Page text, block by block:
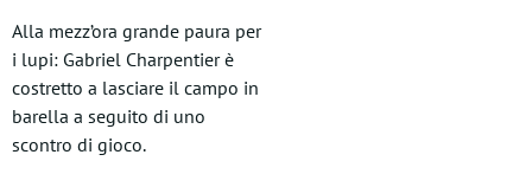
Alla mezz’ora grande paura per
i lupi: Gabriel Charpentier è
costretto a lasciare il campo in
barella a seguito di uno
scontro di gioco.